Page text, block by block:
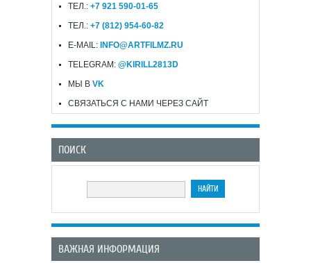
ТЕЛ.: +7 921 590-01-65
ТЕЛ.: +7 (812) 954-60-82
E-MAIL: INFO@ARTFILMZ.RU
TELEGRAM: @KIRILL2813D
МЫ В VK
СВЯЗАТЬСЯ С НАМИ ЧЕРЕЗ САЙТ
ПОИСК
ВАЖНАЯ ИНФОРМАЦИЯ